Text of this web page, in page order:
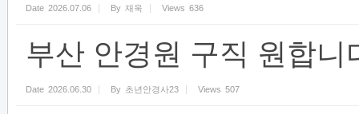
Date 2026.07.06 By 재욱 Views 636
부산 안경원 구직 원합
Date 2026.06.30 By 초년안경사23 Views 507